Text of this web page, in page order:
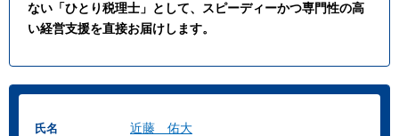
ない「ひとり税理士」として、スピーディーかつ専門性の高
い経営支援を直接お届けします。
氏名 近藤 佑大